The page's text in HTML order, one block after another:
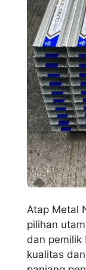
Atap Metal
pilihan
dan pemilik
kualitas